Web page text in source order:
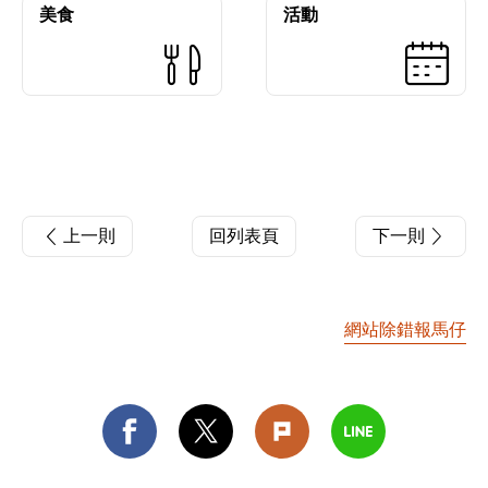
美食 活動
上一則 回列表頁 下一則
網站除錯報馬仔